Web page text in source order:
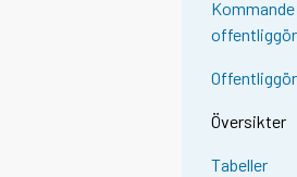
Kommande
Översikter
Tabeller